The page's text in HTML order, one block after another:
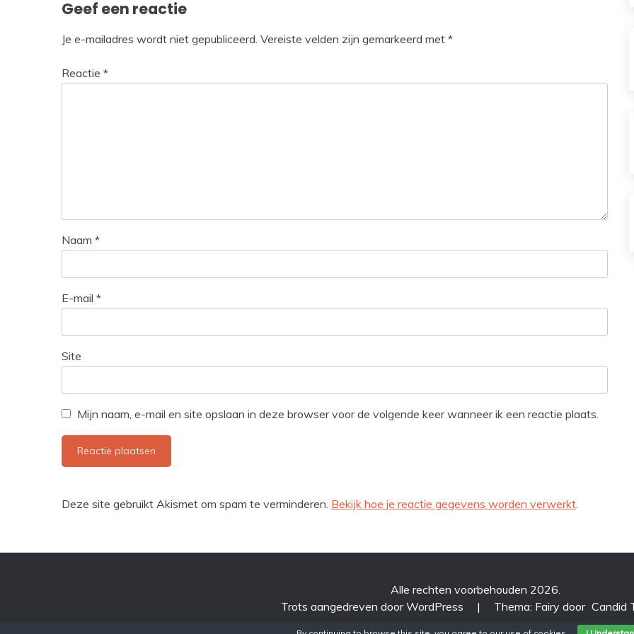
Geef een reactie
Je e-mailadres wordt niet gepubliceerd. Vereiste velden zijn gemarkeerd met *
Reactie *
Naam *
E-mail *
Site
Mijn naam, e-mail en site opslaan in deze browser voor de volgende keer wanneer ik een reactie plaats.
Deze site gebruikt Akismet om spam te verminderen. Bekijk hoe je reactie gegevens worden verwerkt
Alle rechten voorbehouden 2026.
Trots aangedreven door WordPress
| Thema: Fairy door Candid